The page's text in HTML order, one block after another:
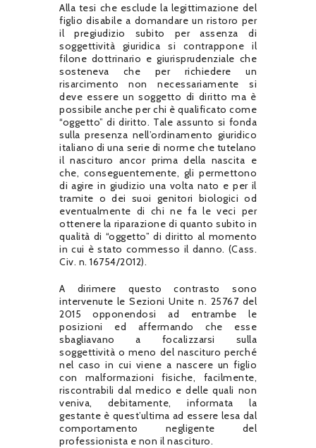
Alla tesi che esclude la legittimazione del
figlio disabile a domandare un ristoro per
il pregiudizio subito per assenza di
soggettività giuridica si contrappone il
filone dottrinario e giurisprudenziale che
sosteneva che per richiedere un
risarcimento non necessariamente si
deve essere un soggetto di diritto ma è
possibile anche per chi è qualificato come
“oggetto” di diritto. Tale assunto si fonda
sulla presenza nell’ordinamento giuridico
italiano di una serie di norme che tutelano
il nascituro ancor prima della nascita e
che, conseguentemente, gli permettono
di agire in giudizio una volta nato e per il
tramite o dei suoi genitori biologici od
eventualmente di chi ne fa le veci per
ottenere la riparazione di quanto subito in
qualità di “oggetto” di diritto al momento
in cui è stato commesso il danno. (Cass.
Civ. n. 16754/2012).
A dirimere questo contrasto sono
intervenute le Sezioni Unite n. 25767 del
2015 opponendosi ad entrambe le
posizioni ed affermando che esse
sbagliavano a focalizzarsi sulla
soggettività o meno del nascituro perché
nel caso in cui viene a nascere un figlio
con malformazioni fisiche, facilmente,
riscontrabili dal medico e delle quali non
veniva, debitamente, informata la
gestante è quest’ultima ad essere lesa dal
comportamento negligente del
professionista e non il nascituro.